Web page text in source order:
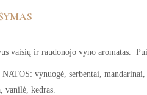
vaisių ir raudonojo vyno aromatas.
vynuogė, serbentai,
vanilė, kedras.